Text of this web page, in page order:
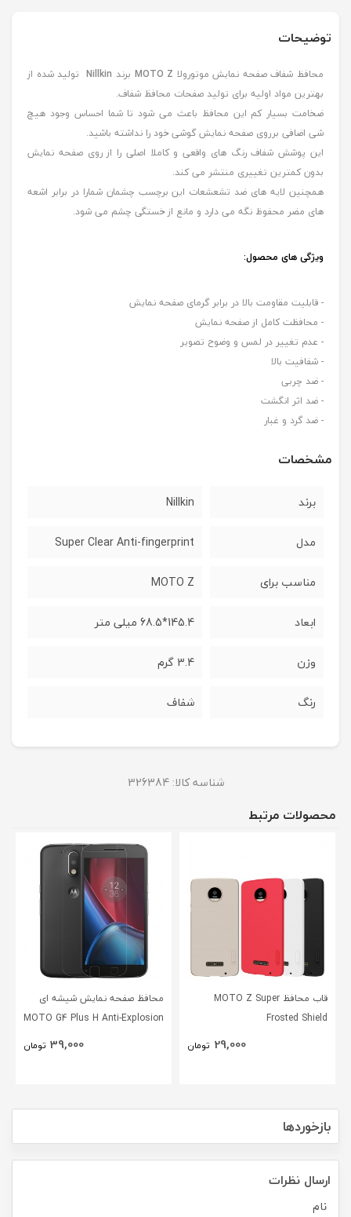
توضیحات
محافظ شفاف صفحه نمایش موتورولا MOTO Z برند Nillkinتولید شده از
بهترین مواد اولیه برای تولید صفحات محافظ شفاف.
ضخامت بسیار کم این محافظ باعث می شود تا شما احساس وجود هیچ
شی اضافی برروی صفحه نمایش گوشی خود را نداشته باشید.
این پوشش شفاف رنگ های واقعی و کاملا اصلی را از روی صفحه نمایش
بدون کمترین تغییری منتشر می کند.
همچنین لایه های ضد تشعشعات این برچسب چشمان شمارا در برابر اشعه
های مضر محفوظ نگه می دارد و مانع از خستگی چشم می شود.
ویژگی های محصول:
- قابلیت مقاومت بالا در برابر گرمای صفحه نمایش
- محافظت کامل از صفحه نمایش
- عدم تغییر در لمس و وضوح تصویر
- شفافیت بالا
- ضد چربی
- ضد اثر انگشت
- ضد گرد و غبار
مشخصات
برند Nillkin
مدل Super Clear Anti-fingerprint
مناسب برای MOTO Z
ابعاد 145.4*68.5 میلی متر
وزن 3.4 گرم
رنگ شفاف
شناسه کالا:326384
محصولات مرتبط
قاب محافظ MOTO Z Super
Frosted Shield
29,000 تومان
محافظ صفحه نمایش شیشه ای
MOTO G4 Plus H Anti-Explosion
39,000 تومان
بازخوردها
ارسال نظرات
نام